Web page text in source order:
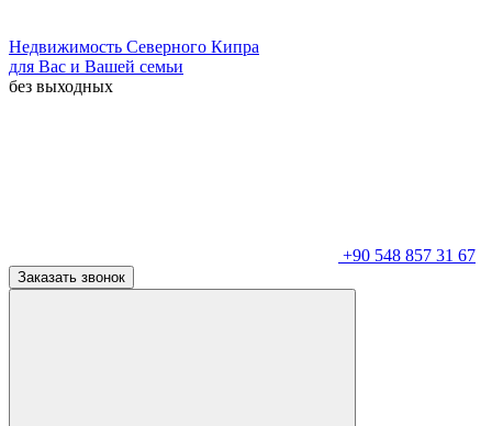
Недвижимость Северного Кипра
для Вас и Вашей семьи
без выходных
+90 548 857 31 67
Заказать звонок